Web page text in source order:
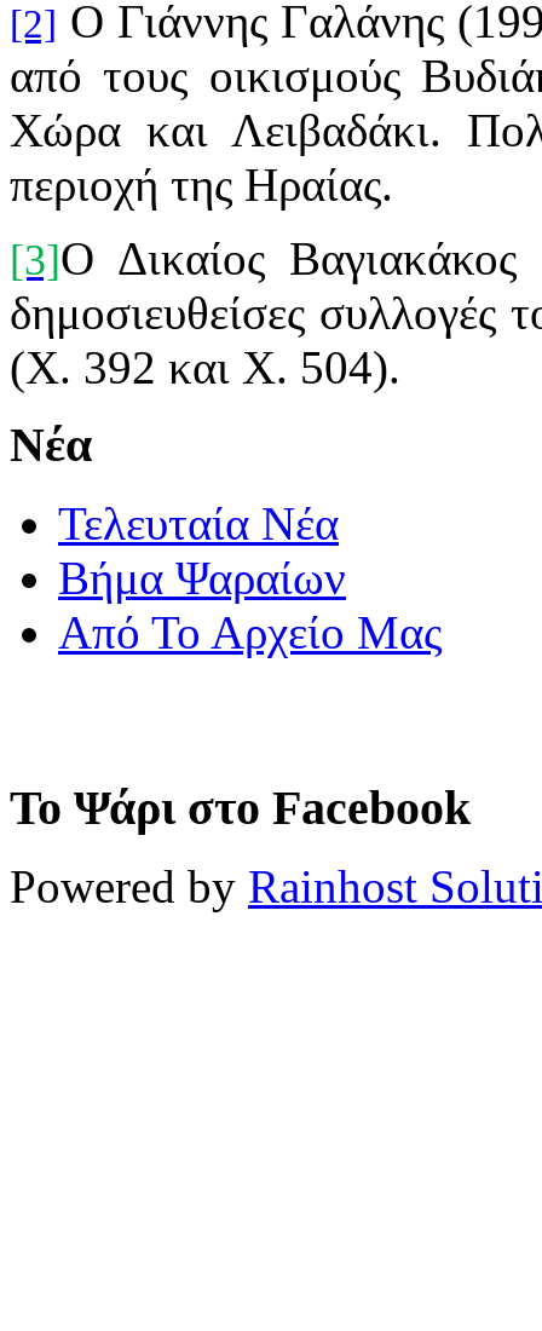
[2] Ο Γιάννης Γαλάνης
από τους οικισμούς
Χώρα και Λειβαδάκι.
περιοχή της Ηραίας.
[3]Ο Δικαίος
δημοσιευθείσες συλλογές
(Χ. 392 και Χ. 504).
Νέα
Τελευταία Νέα
Βήμα Ψαραίων
Από Το Αρχείο Μας
Το Ψάρι στο Facebook
Powered by Rainhost